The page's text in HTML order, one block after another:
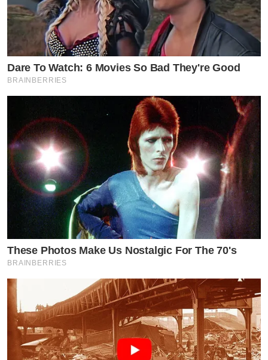
by TVPOOL ONLINE
Dare To Watch: 6 Movies So Bad They're Good
BRAINBERRIES
These Photos Make Us Nostalgic For The 70's
BRAINBERRIES